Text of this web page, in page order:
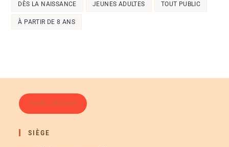
DÈS LA NAISSANCE JEUNES ADULTES TOUT PUBLIC
À PARTIR DE 8 ANS
FAIRE UN DON
SIÈGE